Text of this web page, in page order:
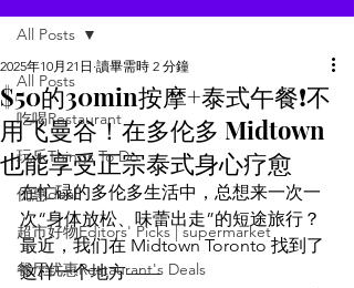
All Posts
吃喝Restaurant
玩乐Things To Do
优惠deal
超市好物Editors' Picks | supermarket
餐厅优惠Restaurant's Deals
All Posts
$50的30min按摩+泰式午餐❗️不
用飞曼谷！在多伦多 Midtown
也能享受正宗泰式身心疗愈
2025年10月21日 讀畢需時 2 分鐘
在忙碌的多伦多生活中，总想来一次一
次“身体放松、味蕾出走”的短途旅行？
最近，我们在 Midtown Toronto 找到了
这样一个地方——